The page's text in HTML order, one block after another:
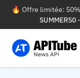
🔥 Offre limitée:
SUMMER50